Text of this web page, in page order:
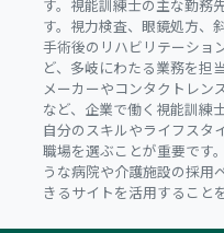
す。視能訓練士の主な勤務
す。視力検査、眼鏡処方、
手術後のリハビリテーショ
ど、多岐にわたる業務を担
メーカーやコンタクトレン
など、企業で働く視能訓練
自分のスキルやライフスタ
職場を選ぶことが重要です
うな病院や介護施設の採用
きるサイトを活用すること